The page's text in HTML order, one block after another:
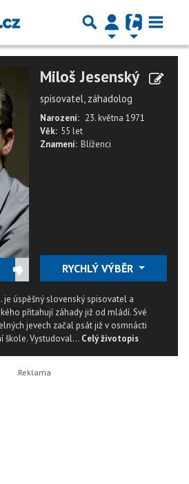
Miloš Jesenský
spisovatel, záhadolog
Narození: 23. května 1971
Věk: 55 let
Znamení: Blíženci
RYCHLÝ VÝBĚR
je úspěšný slovenský spisovatel a
přitahují záhady již od mládí. Své
jevech začal psát již v osmnácti
škole. Vystudoval... Celý životopis